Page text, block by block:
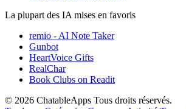
La plupart des IA mises en favoris
remio - AI Note Taker
Gunbot
HeartVoice Gifts
RealChar
Book Clubs on Readit
© 2026 ChatableApps Tous droits réservés.